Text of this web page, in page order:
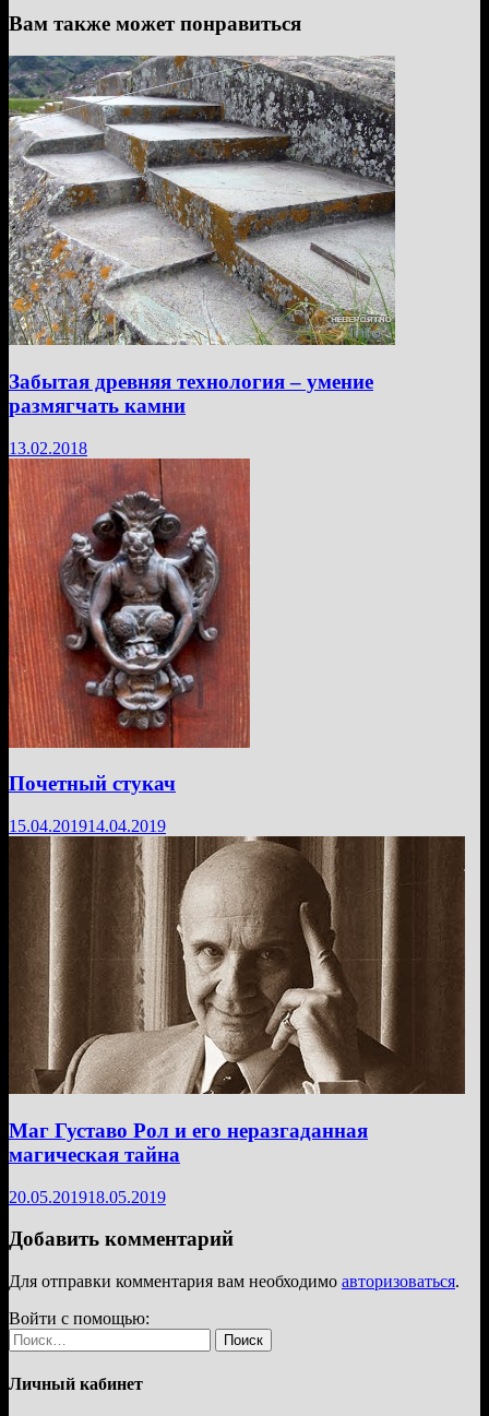
Вам также может понравиться
Забытая древняя технология – умение
размягчать камни
13.02.2018
Почетный стукач
15.04.201914.04.2019
Маг Густаво Рол и его неразгаданная
магическая тайна
20.05.201918.05.2019
Добавить комментарий
Для отправки комментария вам необходимо авторизоваться.
Войти с помощью:
Найти:
Личный кабинет